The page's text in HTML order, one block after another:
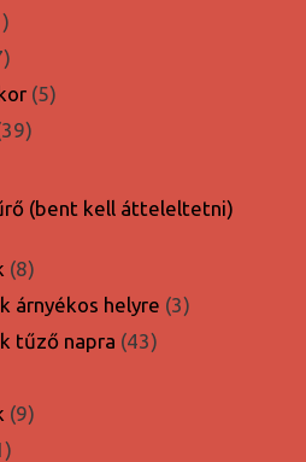
161
termék
117
termék
55
3939
(bent kell átteleltetni)
88
termék
árnyékos helyre 33
tűző napra 4343
99
21